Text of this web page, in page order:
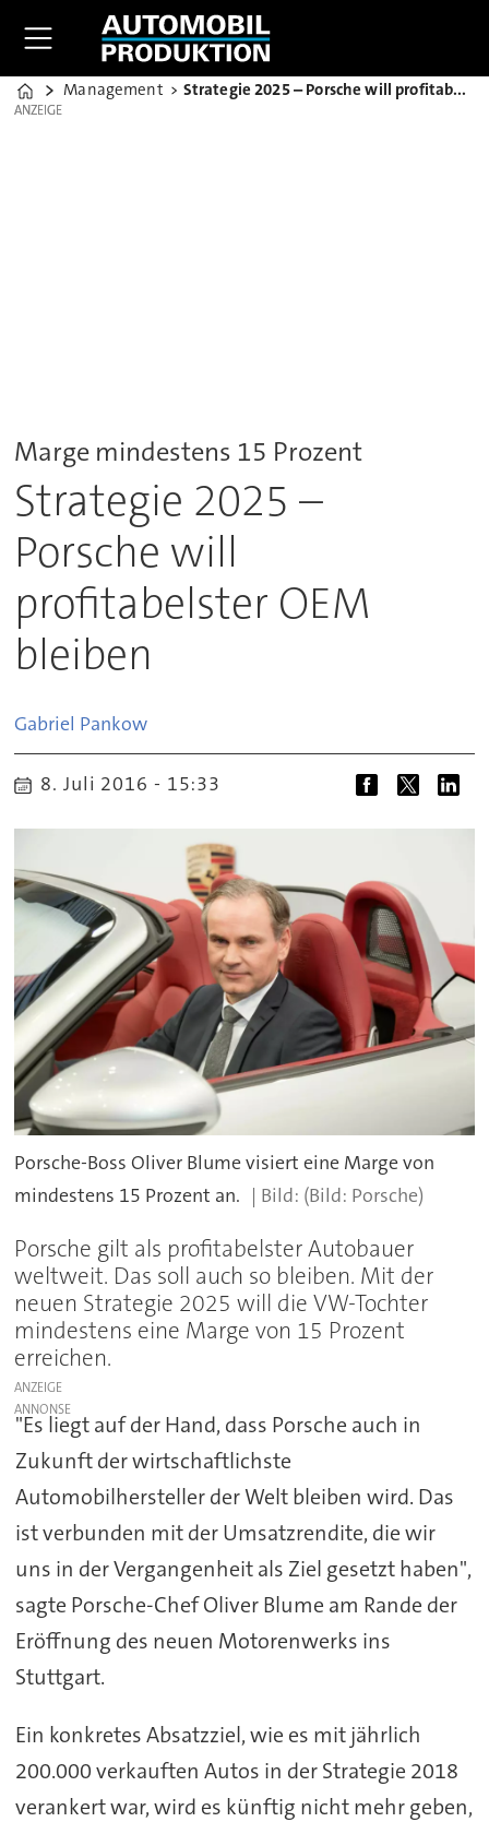
Home
Management Strategie 2025 – Porsche will profitabelster OEM bleiben
ANZEIGE
ANZEIGE
Marge mindestens 15 Prozent
Strategie 2025 –
Porsche will
profitabelster OEM
bleiben
Gabriel Pankow
8. Juli 2016 - 15:33
Porsche-Boss Oliver Blume visiert eine Marge von
mindestens 15 Prozent an.
(Bild: Porsche)
Porsche gilt als profitabelster Autobauer
weltweit. Das soll auch so bleiben. Mit der
neuen Strategie 2025 will die VW-Tochter
mindestens eine Marge von 15 Prozent
erreichen.
ANZEIGE
"Es liegt auf der Hand, dass Porsche auch in
Zukunft der wirtschaftlichste
Automobilhersteller der Welt bleiben wird. Das
ist verbunden mit der Umsatzrendite, die wir
uns in der Vergangenheit als Ziel gesetzt haben",
sagte Porsche-Chef Oliver Blume am Rande der
Eröffnung des neuen Motorenwerks ins
Stuttgart.
Ein konkretes Absatzziel, wie es mit jährlich
200.000 verkauften Autos in der Strategie 2018
verankert war, wird es künftig nicht mehr geben,